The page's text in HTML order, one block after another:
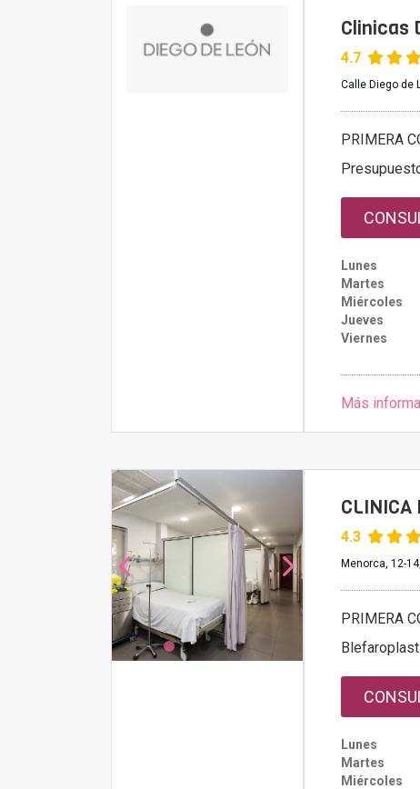
Clinicas
4.7
Calle Diego de
PRIMERA
Lunes
Martes
Miércoles
Jueves
Viernes
Más
CLINICA
4.3
Menorca, 12-
PRIMERA
Lunes
Martes
Miércoles